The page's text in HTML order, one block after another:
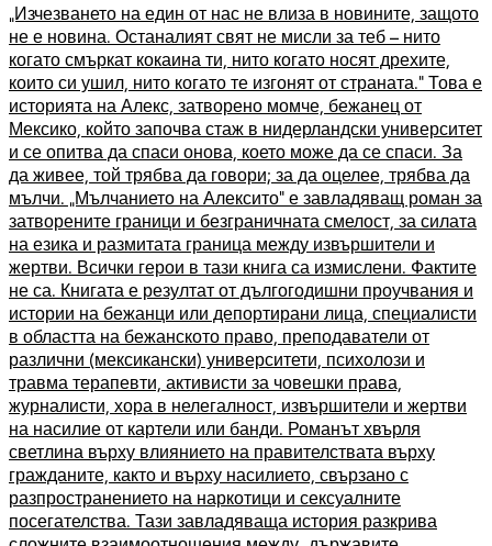
„Изчезването на един от нас не влиза в новините, защото
не е новина. Останалият свят не мисли за теб – нито
когато смъркат кокаина ти, нито когато носят дрехите,
които си ушил, нито когато те изгонят от страната.“ Това е
историята на Алекс, затворено момче, бежанец от
Мексико, който започва стаж в нидерландски университет
и се опитва да спаси онова, което може да се спаси. За
да живее, той трябва да говори; за да оцелее, трябва да
мълчи. „Мълчанието на Алексито“ е завладяващ роман за
затворените граници и безграничната смелост, за силата
на езика и размитата граница между извършители и
жертви. Всички герои в тази книга са измислени. Фактите
не са. Книгата е резултат от дългогодишни проучвания и
истории на бежанци или депортирани лица, специалисти
в областта на бежанското право, преподаватели от
различни (мексикански) университети, психолози и
травма терапевти, активисти за човешки права,
журналисти, хора в нелегалност, извършители и жертви
на насилие от картели или банди. Романът хвърля
светлина върху влиянието на правителствата върху
гражданите, както и върху насилието, свързано с
разпространението на наркотици и сексуалните
посегателства. Тази завладяваща история разкрива